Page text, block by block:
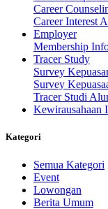
Career
Career Interest
Employer
Membership
Tracer Study
Survey
Survey
Tracer Studi
Kewirausahaan
Kategori
Semua Kategori
Event
Lowongan
Berita Umum